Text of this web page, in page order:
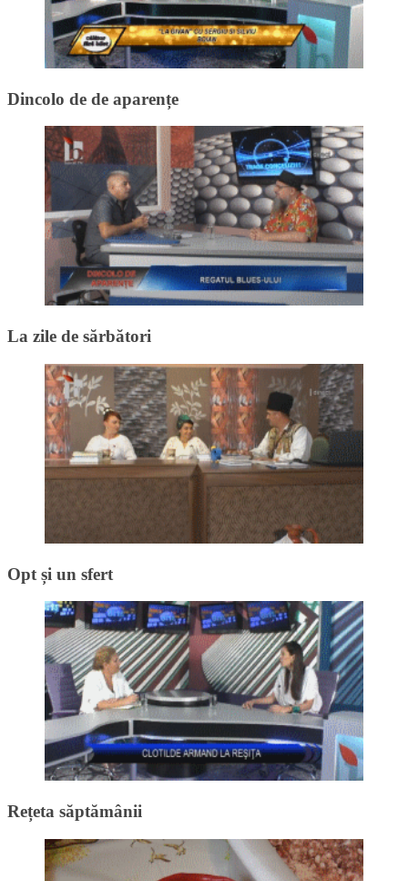
Dincolo de de aparențe
La zile de sărbători
Opt și un sfert
Rețeta săptămânii